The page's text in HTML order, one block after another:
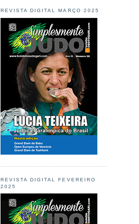
REVISTA DIGITAL MARÇO 2025
REVISTA DIGITAL FEVEREIRO
2025